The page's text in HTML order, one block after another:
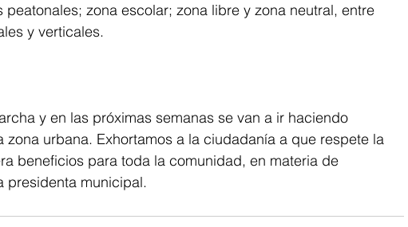
zona escolar; zona libre y zona neutral, entre
y verticales.
y en las próximas semanas se van a ir haciendo
zona urbana. Exhortamos a la ciudadanía a que respete la
beneficios para toda la comunidad, en materia de
presidenta municipal.